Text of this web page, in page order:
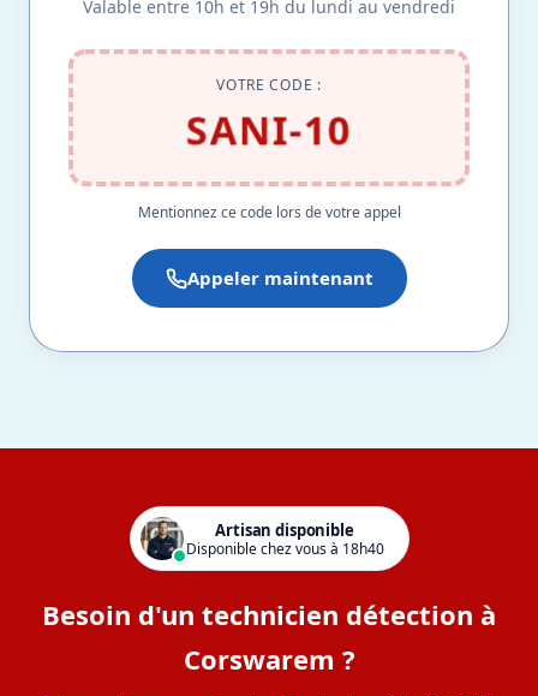
Valable entre 10h et 19h du lundi au vendredi
VOTRE CODE :
SANI-10
Mentionnez ce code lors de votre appel
Appeler maintenant
Artisan disponible
Disponible chez vous à 18h40
Besoin d'un technicien détection à
Corswarem ?